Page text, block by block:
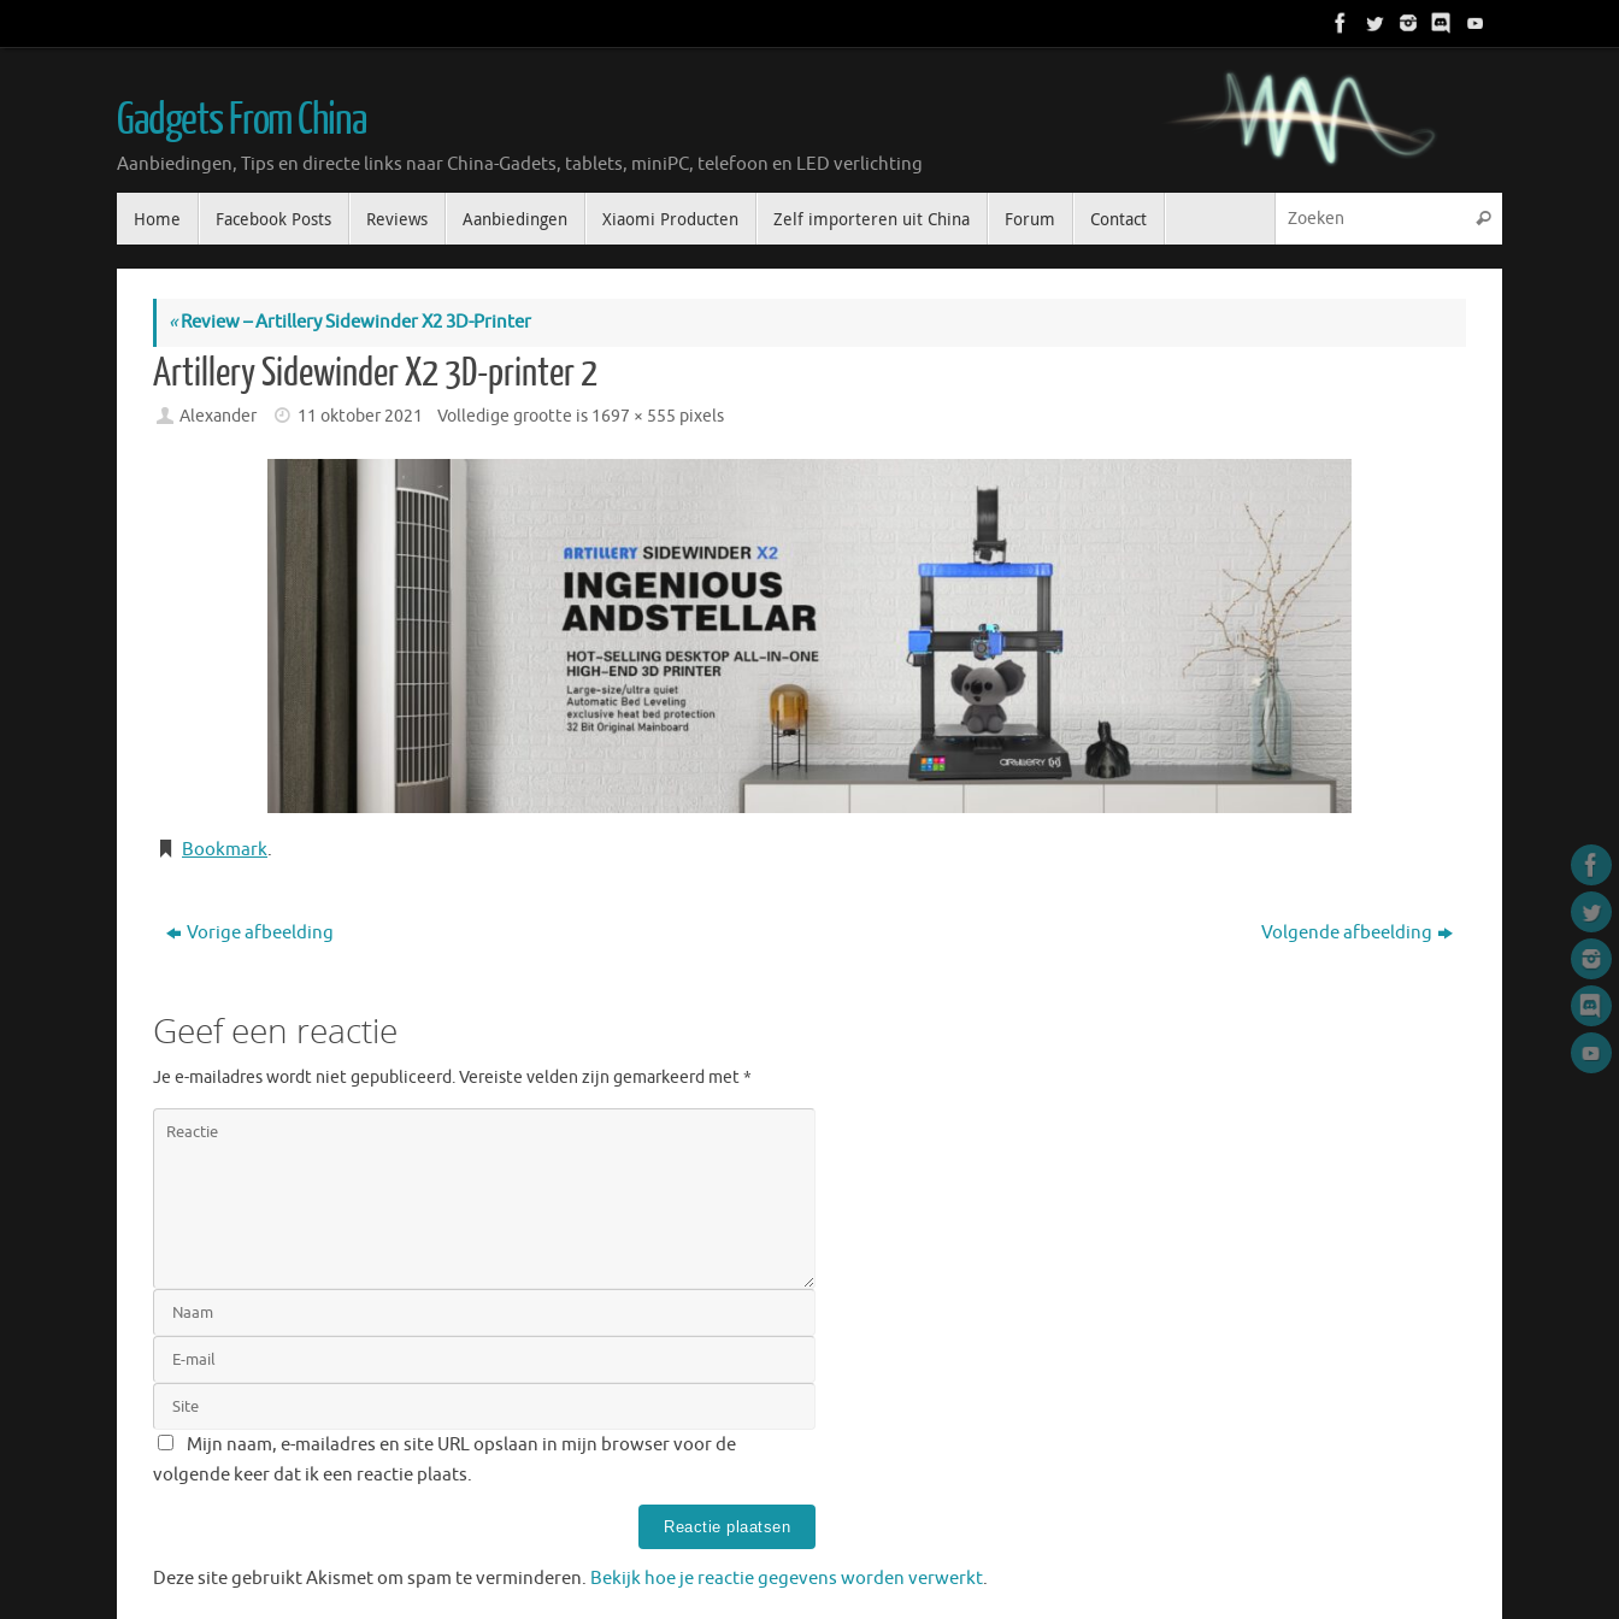
naar
Gadgets From China
Aanbiedingen, Tips en directe links naar China-Gadets, tablets, miniPC, telefoon en LED verlichting
naarHome Facebook Posts Reviews Aanbiedingen Xiaomi Producten Zelf importeren uit China Forum Contact Zoeken
«Review – Artillery Sidewinder X2 3D-Printer
Artillery Sidewinder X2 3D-printer 2
Alexander 11 oktober 2021 Volledige grootte is 1697 × 555 pixels
Bookmark.
Vorige afbeelding Volgende afbeelding
Geef een reactie
Je e-mailadres wordt niet gepubliceerd.Vereiste velden zijn gemarkeerd met*
Mijn naam, e-mailadres en site URL opslaan in mijn browser voor de
volgende keer dat ik een reactie plaats.
Deze site gebruikt Akismet om spam te verminderen. Bekijk hoe je reactie gegevens worden verwerkt.